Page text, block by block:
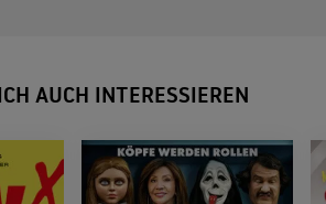
AUCH INTERESSIEREN